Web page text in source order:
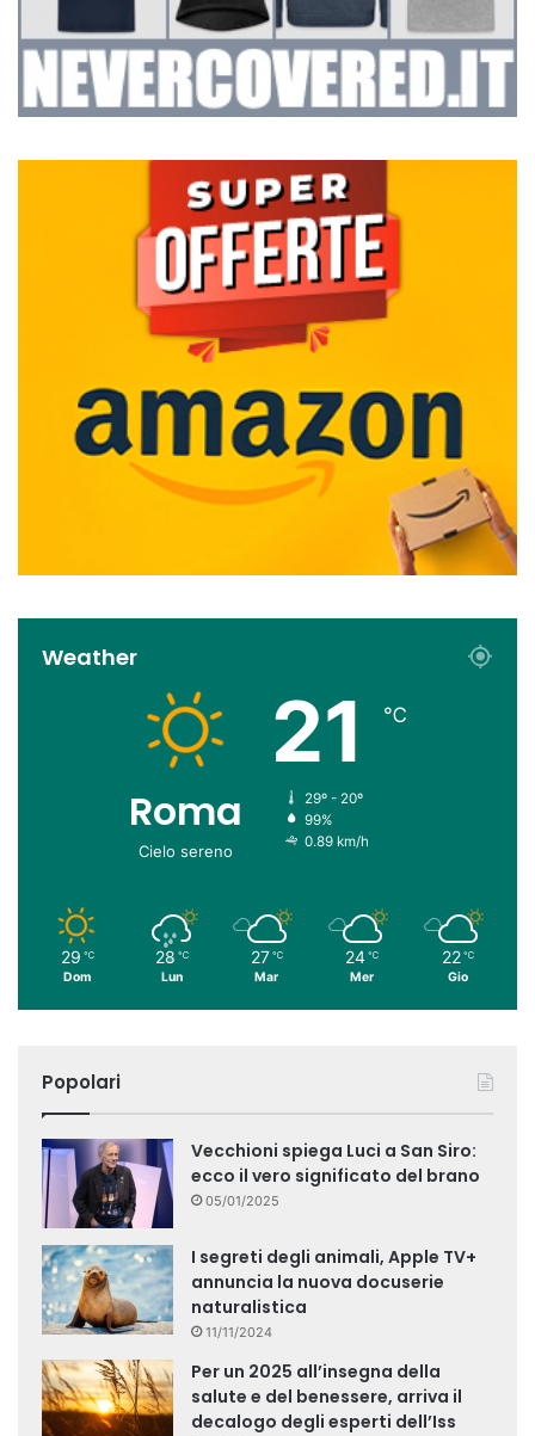
Weather
Roma
Cielo sereno
21 ℃
29º - 20º
99%
0.89 km/h
29 ℃
Dom
28 ℃
Lun
27 ℃
Mar
24 ℃
Mer
22 ℃
Gio
Popolari
Vecchioni spiega Luci a San Siro:
ecco il vero significato del brano
05/01/2025
I segreti degli animali, Apple TV+
annuncia la nuova docuserie
naturalistica
11/11/2024
Per un 2025 all’insegna della
salute e del benessere, arriva il
decalogo degli esperti dell’Iss